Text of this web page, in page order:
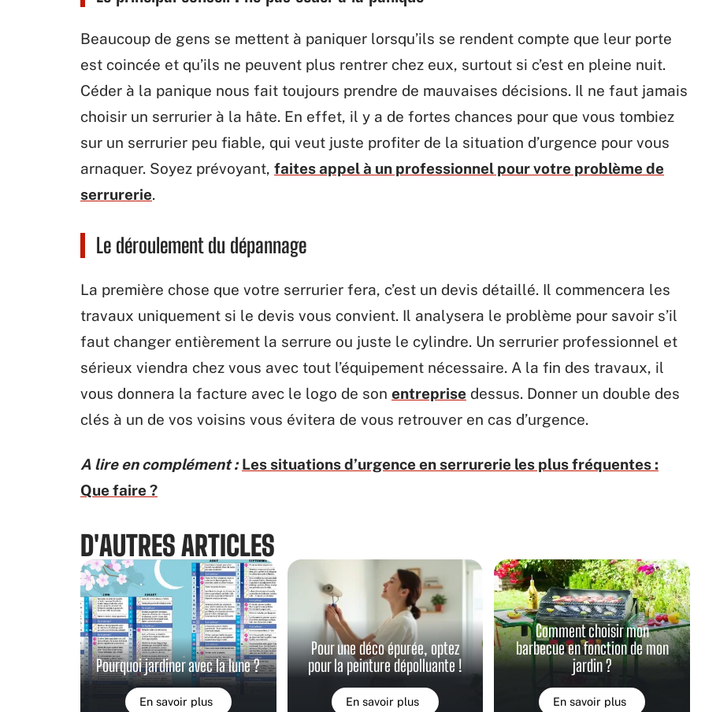
Beaucoup de gens se mettent à paniquer lorsqu’ils se rendent compte que leur porte
est coincée et qu’ils ne peuvent plus rentrer chez eux, surtout si c’est en pleine nuit.
Céder à la panique nous fait toujours prendre de mauvaises décisions. Il ne faut jamais
choisir un serrurier à la hâte. En effet, il y a de fortes chances pour que vous tombiez
sur un serrurier peu fiable, qui veut juste profiter de la situation d’urgence pour vous
arnaquer. Soyez prévoyant, faites appel à un professionnel pour votre problème de
serrurerie.
Le déroulement du dépannage
La première chose que votre serrurier fera, c’est un devis détaillé. Il commencera les
travaux uniquement si le devis vous convient. Il analysera le problème pour savoir s’il
faut changer entièrement la serrure ou juste le cylindre. Un serrurier professionnel et
sérieux viendra chez vous avec tout l’équipement nécessaire. A la fin des travaux, il
vous donnera la facture avec le logo de son entreprise dessus. Donner un double des
clés à un de vos voisins vous évitera de vous retrouver en cas d’urgence.
A lire en complément : Les situations d’urgence en serrurerie les plus fréquentes :
Que faire ?
D'AUTRES ARTICLES
Pourquoi jardiner avec la lune ?
En savoir plus
Pour une déco épurée, optez
pour la peinture dépolluante !
En savoir plus
Comment choisir mon
barbecue en fonction de mon
jardin ?
En savoir plus